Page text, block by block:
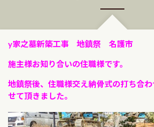
y家之墓新築工事 地鎮祭 名護市
施主様お知り合いの住職様です。
地鎮祭後、住職様交え納骨式の打ち合
せて頂きました。